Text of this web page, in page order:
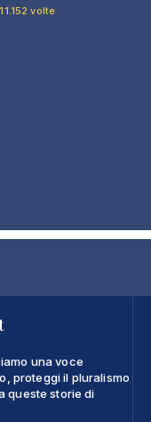
volte
una voce
proteggi il pluralismo
queste storie di